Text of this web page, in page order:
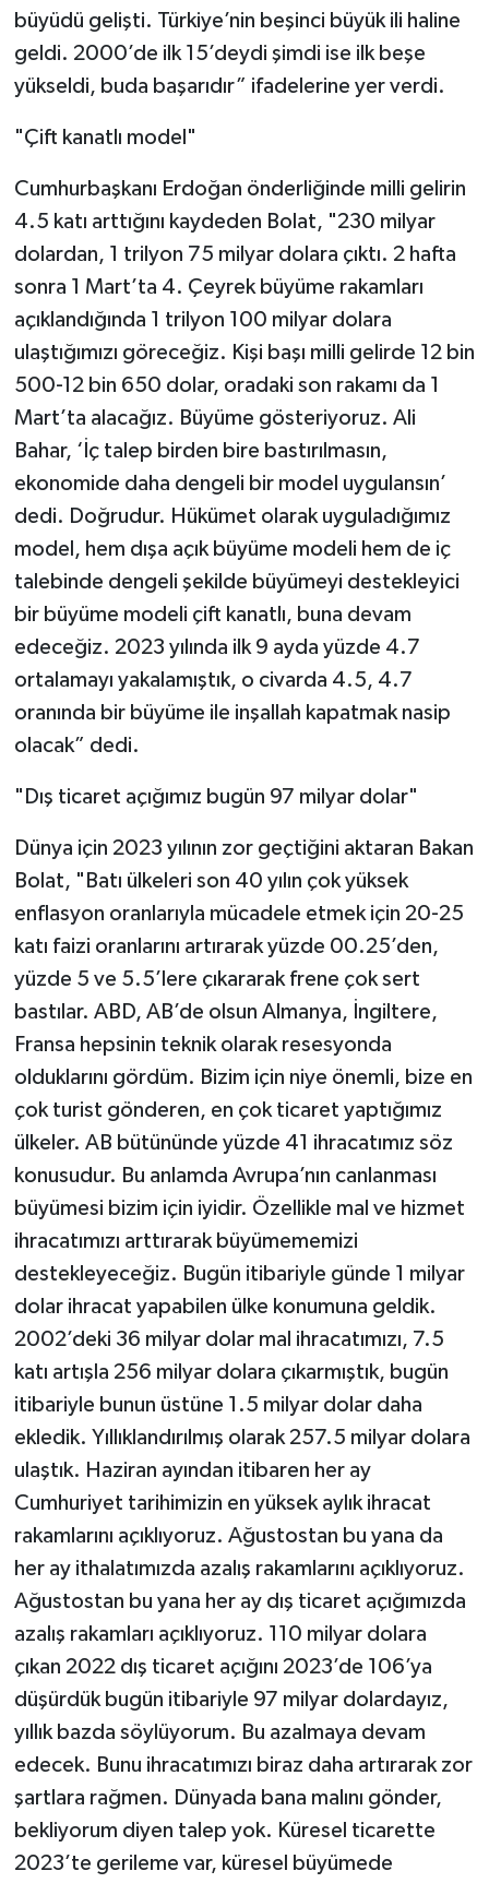
büyüdü gelişti. Türkiye’nin beşinci büyük ili haline
geldi. 2000’de ilk 15’deydi şimdi ise ilk beşe
yükseldi, buda başarıdır” ifadelerine yer verdi.
"Çift kanatlı model"
Cumhurbaşkanı Erdoğan önderliğinde milli gelirin
4.5 katı arttığını kaydeden Bolat, "230 milyar
dolardan, 1 trilyon 75 milyar dolara çıktı. 2 hafta
sonra 1 Mart’ta 4. Çeyrek büyüme rakamları
açıklandığında 1 trilyon 100 milyar dolara
ulaştığımızı göreceğiz. Kişi başı milli gelirde 12 bin
500-12 bin 650 dolar, oradaki son rakamı da 1
Mart’ta alacağız. Büyüme gösteriyoruz. Ali
Bahar, ‘İç talep birden bire bastırılmasın,
ekonomide daha dengeli bir model uygulansın’
dedi. Doğrudur. Hükümet olarak uyguladığımız
model, hem dışa açık büyüme modeli hem de iç
talebinde dengeli şekilde büyümeyi destekleyici
bir büyüme modeli çift kanatlı, buna devam
edeceğiz. 2023 yılında ilk 9 ayda yüzde 4.7
ortalamayı yakalamıştık, o civarda 4.5, 4.7
oranında bir büyüme ile inşallah kapatmak nasip
olacak” dedi.
"Dış ticaret açığımız bugün 97 milyar dolar"
Dünya için 2023 yılının zor geçtiğini aktaran Bakan
Bolat, "Batı ülkeleri son 40 yılın çok yüksek
enflasyon oranlarıyla mücadele etmek için 20-25
katı faizi oranlarını artırarak yüzde 00.25’den,
yüzde 5 ve 5.5’lere çıkararak frene çok sert
bastılar. ABD, AB’de olsun Almanya, İngiltere,
Fransa hepsinin teknik olarak resesyonda
olduklarını gördüm. Bizim için niye önemli, bize en
çok turist gönderen, en çok ticaret yaptığımız
ülkeler. AB bütününde yüzde 41 ihracatımız söz
konusudur. Bu anlamda Avrupa’nın canlanması
büyümesi bizim için iyidir. Özellikle mal ve hizmet
ihracatımızı arttırarak büyümememizi
destekleyeceğiz. Bugün itibariyle günde 1 milyar
dolar ihracat yapabilen ülke konumuna geldik.
2002’deki 36 milyar dolar mal ihracatımızı, 7.5
katı artışla 256 milyar dolara çıkarmıştık, bugün
itibariyle bunun üstüne 1.5 milyar dolar daha
ekledik. Yıllıklandırılmış olarak 257.5 milyar dolara
ulaştık. Haziran ayından itibaren her ay
Cumhuriyet tarihimizin en yüksek aylık ihracat
rakamlarını açıklıyoruz. Ağustostan bu yana da
her ay ithalatımızda azalış rakamlarını açıklıyoruz.
Ağustostan bu yana her ay dış ticaret açığımızda
azalış rakamları açıklıyoruz. 110 milyar dolara
çıkan 2022 dış ticaret açığını 2023’de 106’ya
düşürdük bugün itibariyle 97 milyar dolardayız,
yıllık bazda söylüyorum. Bu azalmaya devam
edecek. Bunu ihracatımızı biraz daha artırarak zor
şartlara rağmen. Dünyada bana malını gönder,
bekliyorum diyen talep yok. Küresel ticarette
2023’te gerileme var, küresel büyümede